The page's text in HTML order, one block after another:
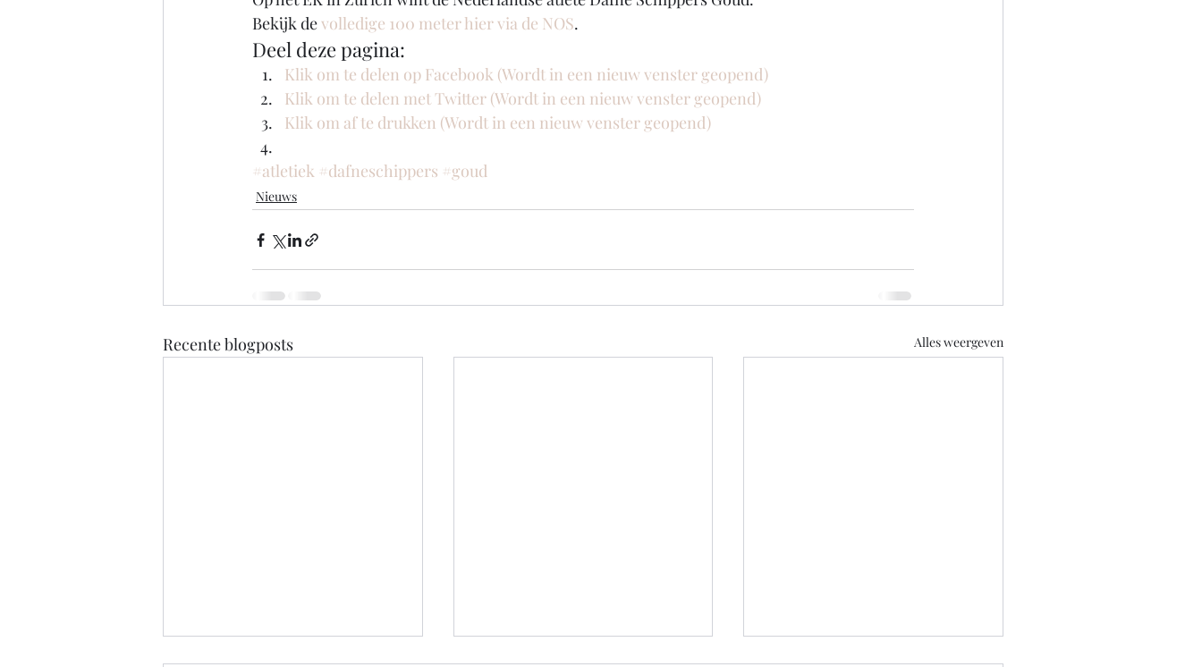
Bekijk de volledige 100 meter hier via de NOS.
Deel deze pagina:
Klik om te delen op Facebook (Wordt in een nieuw venster geopend)
Klik om te delen met Twitter (Wordt in een nieuw venster geopend)
Klik om af te drukken (Wordt in een nieuw venster geopend)
#atletiek #dafneschippers #goud
Nieuws
Recente blogposts Alles weergeven